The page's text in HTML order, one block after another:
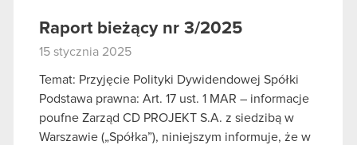
Raport bieżący nr 3/2025
15 stycznia 2025
Temat: Przyjęcie Polityki Dywidendowej Spółki
Podstawa prawna: Art. 17 ust. 1 MAR – informacje
poufne Zarząd CD PROJEKT S.A. z siedzibą w
Warszawie („Spółka”), niniejszym informuje, że w